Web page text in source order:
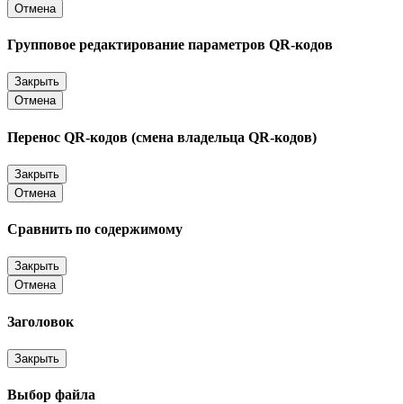
Отмена
Групповое редактирование параметров QR-кодов
Закрыть
Отмена
Перенос QR-кодов (смена владельца QR-кодов)
Закрыть
Отмена
Сравнить по содержимому
Закрыть
Отмена
Заголовок
Закрыть
Выбор файла